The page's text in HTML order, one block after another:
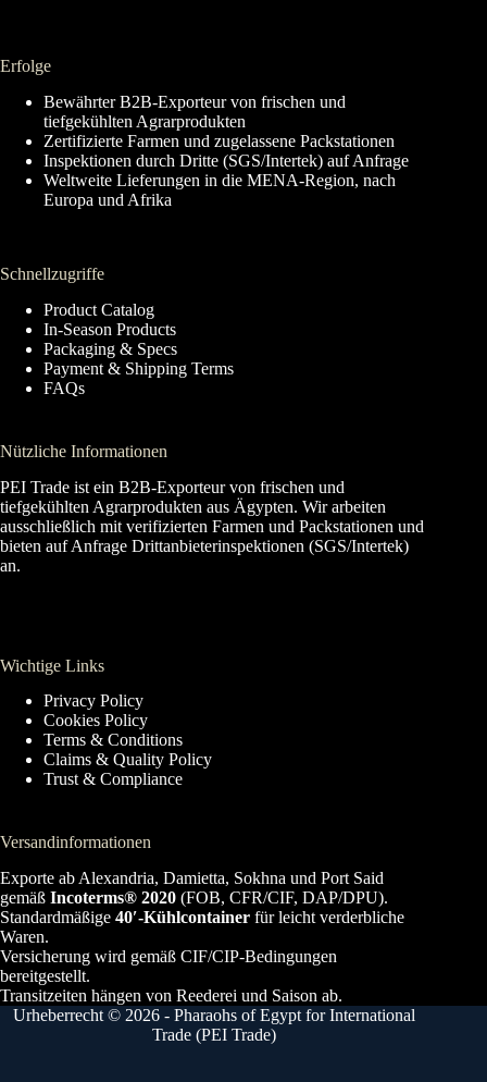
Erfolge
Bewährter B2B-Exporteur von frischen und
tiefgekühlten Agrarprodukten
Zertifizierte Farmen und zugelassene Packstationen
Inspektionen durch Dritte (SGS/Intertek) auf Anfrage
Weltweite Lieferungen in die MENA-Region, nach
Europa und Afrika
Schnellzugriffe
Product Catalog
In-Season Products
Packaging & Specs
Payment & Shipping Terms
FAQs
Nützliche Informationen
PEI Trade ist ein B2B-Exporteur von frischen und
tiefgekühlten Agrarprodukten aus Ägypten. Wir arbeiten
ausschließlich mit verifizierten Farmen und Packstationen und
bieten auf Anfrage Drittanbieterinspektionen (SGS/Intertek)
an.
Wichtige Links
Privacy Policy
Cookies Policy
Terms & Conditions
Claims & Quality Policy
Trust & Compliance
Versandinformationen
Exporte ab Alexandria, Damietta, Sokhna und Port Said
gemäß Incoterms® 2020 (FOB, CFR/CIF, DAP/DPU).
Standardmäßige 40′-Kühlcontainer für leicht verderbliche
Waren.
Versicherung wird gemäß CIF/CIP-Bedingungen
bereitgestellt.
Transitzeiten hängen von Reederei und Saison ab.
Urheberrecht © 2026 - Pharaohs of Egypt for International
Trade (PEI Trade)